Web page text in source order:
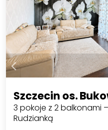
Szczecin os.
3 pokoje z 2 balkonami
Rudzianką